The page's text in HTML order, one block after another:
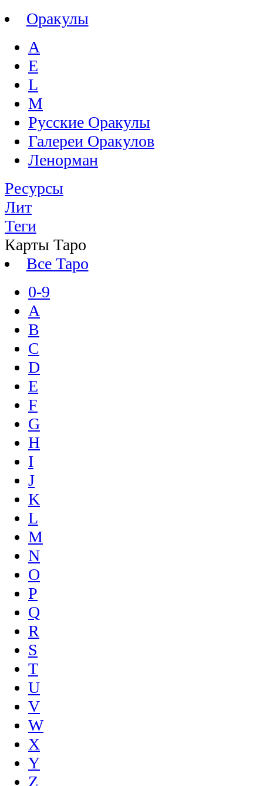
Оракулы
A
E
L
M
Русские Оракулы
Галереи Оракулов
Ленорман
Ресурсы
Лит
Теги
Карты Таро
Все Таро
0-9
A
B
C
D
E
F
G
H
I
J
K
L
M
N
O
P
Q
R
S
T
U
V
W
X
Y
Z